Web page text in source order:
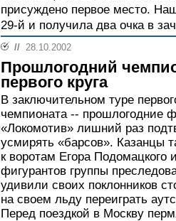
присуждено первое место.
29-й и получила два очка в
// 28.10.2002
Прошлогодний
первого круга
В заключительном туре
чемпионата -- прошлогодние
«Локомотив» лишний раз
усмирять «барсов». Казанцы
к воротам Егора Подомацкого
фигурантов группы
удивили своих поклонников
на своем льду переиграть
Перед поездкой в Москву